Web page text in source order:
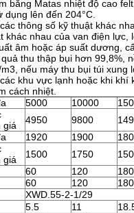
bằng Matas nhiệt độ cao felt
lên đến 204°C.
thông số kỹ thuật khác
khác nhau của van điện
âm hoặc áp suất dương,
thu thập bụi hơn 99,8%,
nếu máy thu bụi túi xung
khu vực lạnh hoặc khi khí
cách nhiệt.
5000 10000
giá
4950 9800
1920 1900
giá
1500 1750
60 120 180
60 120 180
XWD.55-2-1/29
5.5 11